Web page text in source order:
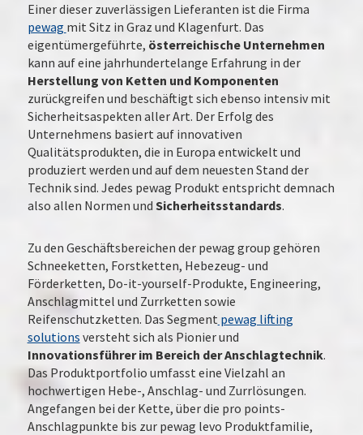
Einer dieser zuverlässigen Lieferanten ist die Firma
pewag mit Sitz in Graz und Klagenfurt. Das
eigentümergeführte, österreichische Unternehmen
kann auf eine jahrhundertelange Erfahrung in der
Herstellung von Ketten und Komponenten
zurückgreifen und beschäftigt sich ebenso intensiv mit
Sicherheitsaspekten aller Art. Der Erfolg des
Unternehmens basiert auf innovativen
Qualitätsprodukten, die in Europa entwickelt und
produziert werden und auf dem neuesten Stand der
Technik sind. Jedes pewag Produkt entspricht demnach
also allen Normen und Sicherheitsstandards.
Zu den Geschäftsbereichen der pewag group gehören
Schneeketten, Forstketten, Hebezeug- und
Förderketten, Do-it-yourself-Produkte, Engineering,
Anschlagmittel und Zurrketten sowie
Reifenschutzketten. Das Segment pewag lifting
solutions versteht sich als Pionier und
Innovationsführer im Bereich der Anschlagtechnik.
Das Produktportfolio umfasst eine Vielzahl an
hochwertigen Hebe-, Anschlag- und Zurrlösungen.
Angefangen bei der Kette, über die pro points-
Anschlagpunkte bis zur pewag levo Produktfamilie,